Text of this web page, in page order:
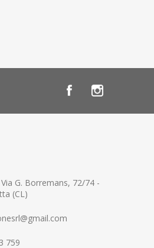
G. Borremans, 72/74 -
(CL)
759